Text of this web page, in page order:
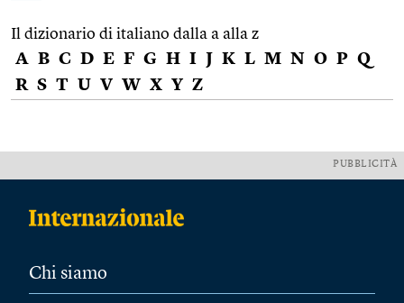
Il dizionario di italiano dalla a alla z
A B C D E F G H I J K L M N O P Q
R S T U V W X Y Z
PUBBLICITÀ
Chi siamo